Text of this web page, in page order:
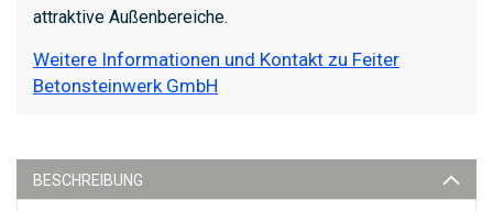
attraktive Außenbereiche.
Weitere Informationen und Kontakt zu Feiter
Betonsteinwerk GmbH
BESCHREIBUNG